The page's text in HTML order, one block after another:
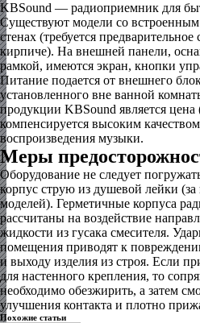
KBSound — радиоприемник для
Существуют модели со
стенах (требуется
кирпиче). На внешней панели,
рамкой, имеются экран, кнопки
Питание подается от внешнего
установленного вне ванной
продукции KBSound является цена
компенсируется высоким
воспроизведения музыки.
Меры
Оборудование не следует
корпус струю из душевой лейки
моделей). Герметичные корпуса
рассчитаны на воздействие
жидкости из гусака смесителя.
помещения приводят к
и выходу изделия из строя. Если
для настенного крепления, то
необходимо обезжирить, а затем
улучшения контакта и плотно
Похожие статьи